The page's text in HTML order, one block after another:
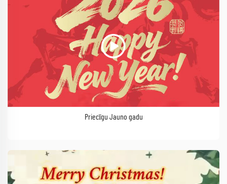
Priecīgu Jauno gadu